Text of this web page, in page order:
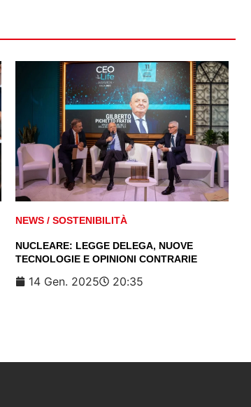
NEWS / SOSTENIBILITÀ
NUCLEARE: LEGGE DELEGA, NUOVE
TECNOLOGIE E OPINIONI CONTRARIE
14 Gen. 2025 20:35